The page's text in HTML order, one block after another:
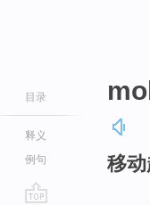
目录
释义
例句
移